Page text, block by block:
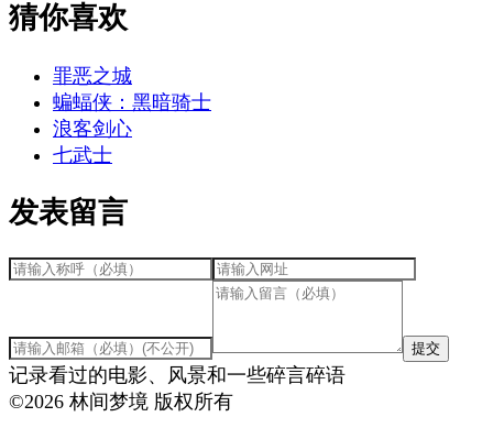
猜你喜欢
罪恶之城
蝙蝠侠：黑暗骑士
浪客剑心
七武士
发表留言
提交
记录看过的电影、风景和一些碎言碎语
©2026 林间梦境 版权所有